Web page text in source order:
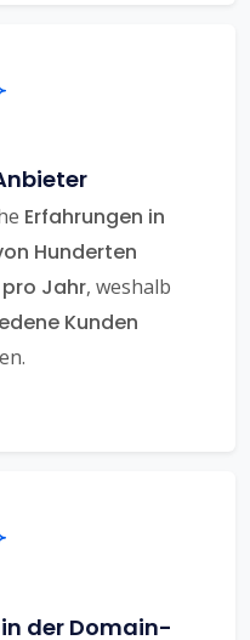
Erfahrungen in
Hunderten
Jahr, weshalb
Kunden
der Domain-